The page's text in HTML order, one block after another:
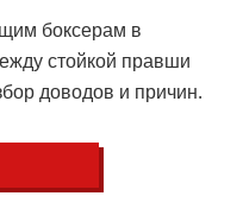
боксерам в
стойкой правши
доводов и причин.